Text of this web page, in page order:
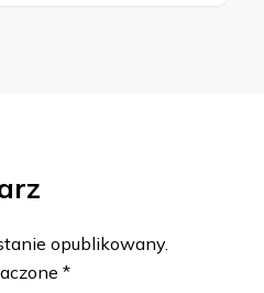
opublikowany.
*